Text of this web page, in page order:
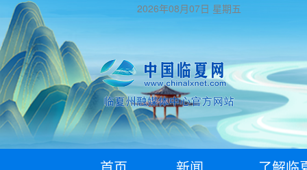
2026年08月07日 星期五